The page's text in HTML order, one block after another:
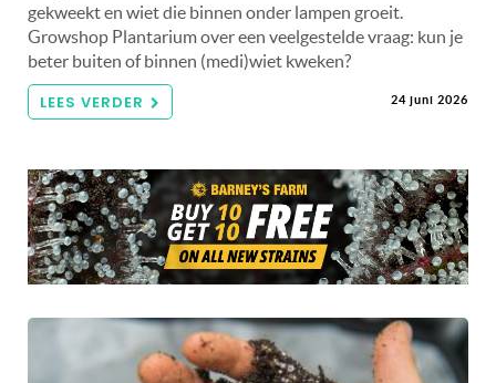
gekweekt en wiet die binnen onder lampen groeit.
Growshop Plantarium over een veelgestelde vraag: kun je
beter buiten of binnen (medi)wiet kweken?
LEES VERDER 24 juni 2026